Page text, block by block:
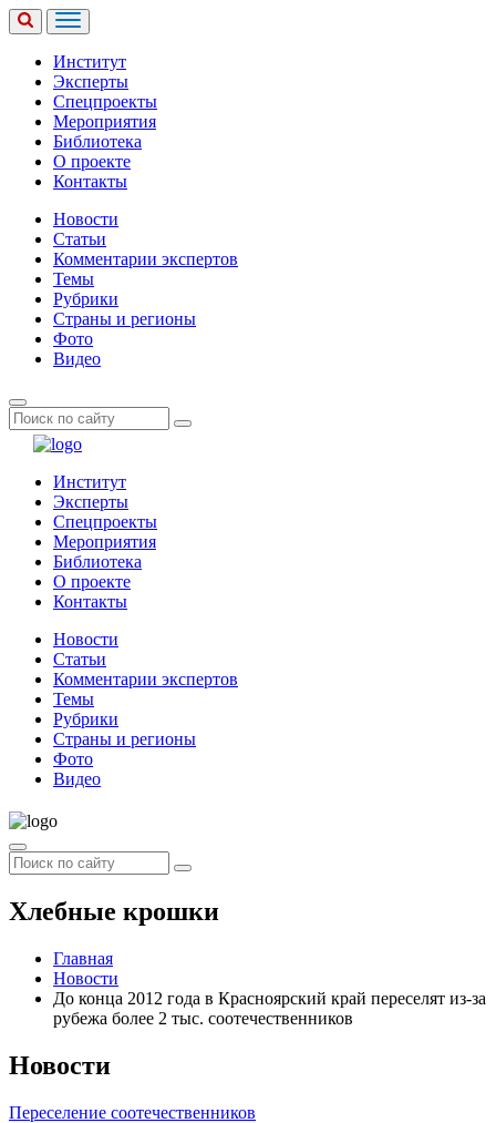
Институт
Эксперты
Спецпроекты
Мероприятия
Библиотека
О проекте
Контакты
Новости
Статьи
Комментарии экспертов
Темы
Рубрики
Страны и регионы
Фото
Видео
Институт
Эксперты
Спецпроекты
Мероприятия
Библиотека
О проекте
Контакты
Новости
Статьи
Комментарии экспертов
Темы
Рубрики
Страны и регионы
Фото
Видео
Хлебные крошки
Главная
Новости
До конца 2012 года в Красноярский край переселят из-за
рубежа более 2 тыс. соотечественников
Новости
Переселение соотечественников